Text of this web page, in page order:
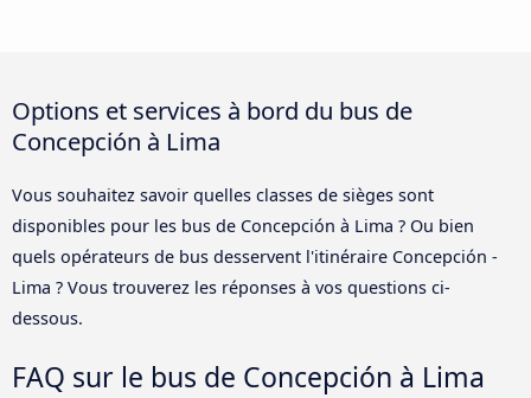
Options et services à bord du bus de
Concepción à Lima
Vous souhaitez savoir quelles classes de sièges sont
disponibles pour les bus de Concepción à Lima ? Ou bien
quels opérateurs de bus desservent l'itinéraire Concepción -
Lima ? Vous trouverez les réponses à vos questions ci-
dessous.
FAQ sur le bus de Concepción à Lima